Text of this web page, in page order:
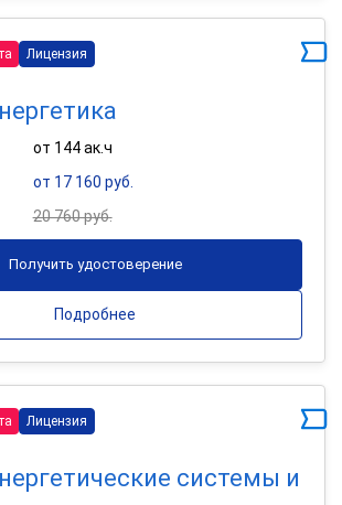
Лицензия
от 144 ак.ч
от 17 160 руб.
20 760 руб.
Получить удостоверение
Подробнее
Лицензия
системы и